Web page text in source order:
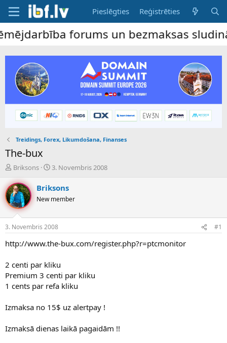
Pieslēgties Reģistrēties
forums un bezmaksas
Treidings, Forex, Likumdošana, Finanses
The-bux
P
v
e
d
i
n
a
u
s
ā
c
s
Briksons
S
k
m
a
u
s
3. Novembris 2008
Briksons
New member
3. Novembris 2008 #1
http://www.the-bux.com/register.php?r=ptcmonitor
2 centi par kliku
Premium 3 centi par kliku
1 cents par refa kliku
Izmaksa no 15$ uz alertpay !
Izmaksā dienas laikā pagaidām !!